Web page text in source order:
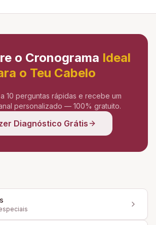
o Cronograma Ideal
o Teu Cabelo
10 perguntas rápidas e recebe um
personalizado — 100% gratuito.
Diagnóstico Grátis